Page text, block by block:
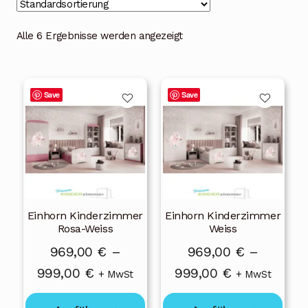
Blog
Mein Konto
Rechtliche Hinweise
öffnen
Alle 6 Ergebnisse werden angezeigt
Save
Einhorn Kinderzimmer
Rosa-Weiss
969,00 € –
999,00 €Preisspanne:
969,00 €
+ MwSt
Dieses
Produkt
weist
mehrere
Varianten
Optionen
können
der
Produktseite
Save
Einhorn Kinderzimmer
Weiss
969,00 € –
999,00 €Preisspanne:
969,00 €
+ MwSt
Dieses
Produkt
weist
mehrere
Varianten
Optionen
der
Produktseite